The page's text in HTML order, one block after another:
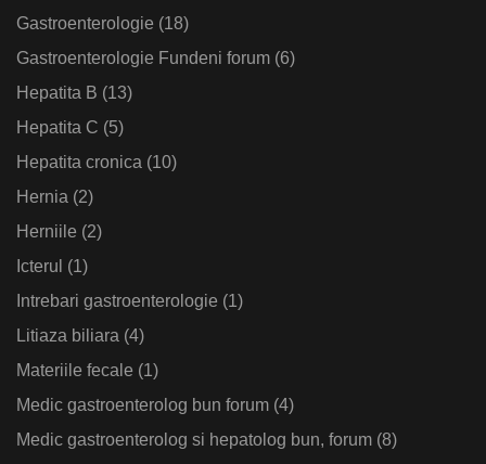
Gastroenterologie (18)
Gastroenterologie Fundeni forum (6)
Hepatita B (13)
Hepatita C (5)
Hepatita cronica (10)
Hernia (2)
Herniile (2)
Icterul (1)
Intrebari gastroenterologie (1)
Litiaza biliara (4)
Materiile fecale (1)
Medic gastroenterolog bun forum (4)
Medic gastroenterolog si hepatolog bun, forum (8)